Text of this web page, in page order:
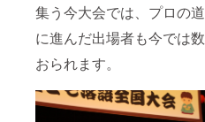
集う今大会では、プロの道
に進んだ出場者も今では数
おられます。